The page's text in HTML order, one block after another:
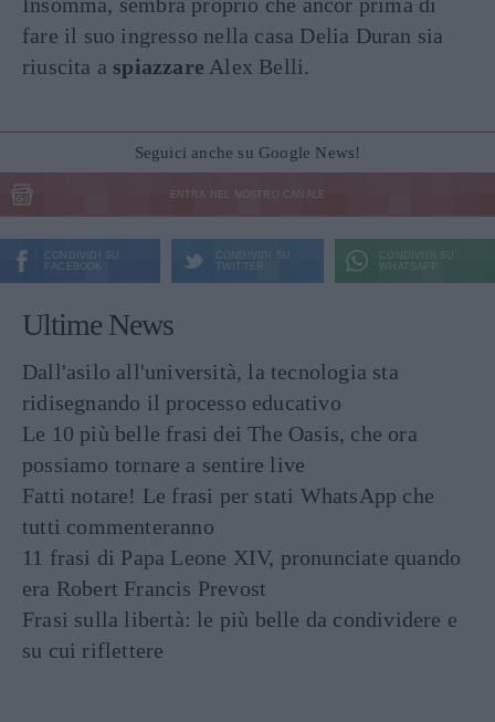
fare il suo ingresso nella casa Delia Duran sia
riuscita a spiazzare Alex Belli.
Seguici anche su Google News!
ENTRA NEL NOSTRO CANALE
CONDIVIDI SU
FACEBOOK
CONDIVIDI SU
TWITTER
CONDIVIDI SU
WHATSAPP
Ultime News
Dall'asilo all'università, la tecnologia sta
ridisegnando il processo educativo
Le 10 più belle frasi dei The Oasis, che ora
possiamo tornare a sentire live
Fatti notare! Le frasi per stati WhatsApp che
tutti commenteranno
11 frasi di Papa Leone XIV, pronunciate quando
era Robert Francis Prevost
Frasi sulla libertà: le più belle da condividere e
su cui riflettere